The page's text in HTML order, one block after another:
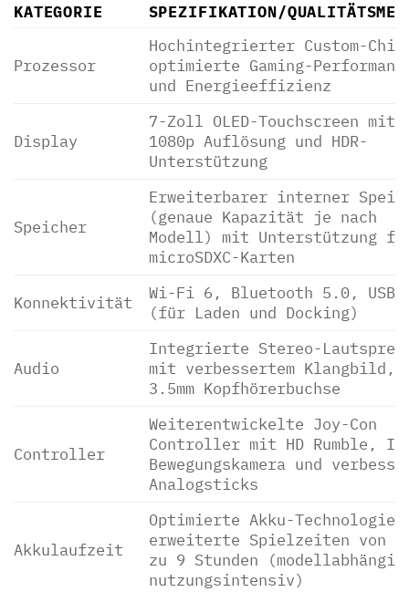
KATEGORIE SPEZIFIKATION/
Prozessor
Hochintegrierter Custom-
optimierte Gaming-
und Energieeffizienz
Display
7-Zoll OLED-Touchscreen mit
1080p Auflösung und HDR-
Unterstützung
Speicher
Erweiterbarer interner
(genaue Kapazität je nach
Modell) mit Unterstützung
microSDXC-Karten
Konnektivität
Wi-Fi 6, Bluetooth 5.0, USB-
(für Laden und Docking)
Audio
Integrierte Stereo-
mit verbessertem Klangbild,
3.5mm Kopfhörerbuchse
Controller
Weiterentwickelte Joy-Con
Controller mit HD Rumble,
Bewegungskamera und
Analogsticks
Akkulaufzeit
Optimierte Akku-Technologie
erweiterte Spielzeiten von
zu 9 Stunden (modellabhängig
nutzungsintensiv)